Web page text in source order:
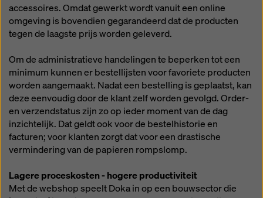
accessoires. Omdat gewerkt wordt vanuit een online
omgeving is bovendien gegarandeerd dat de producten
tegen de laagste prijs worden geleverd.
Om de administratieve handelingen te beperken tot een
minimum kunnen er bestellijsten voor favoriete producten
worden aangemaakt. Nadat een bestelling is geplaatst, kan
deze eenvoudig door de klant zelf worden gevolgd. Order-
en verzendstatus zijn zo op ieder moment van de dag
inzichtelijk. Dat geldt ook voor de bestelhistorie en
facturen; voor klanten zorgt dat voor een drastische
vermindering van de papieren rompslomp.
Lagere proceskosten - hogere productiviteit
Met de webshop speelt Doka in op een bouwsector die
rechtsmiddelen bestaan. U kunt alle cookies waarvoor
toestemming is vereist weigeren door te klikken op
'Weigeren' of door uwcookie-instellingen
aan te
passen door te klikken op cookie-instellingen
onderaan deze website en de betreffende
selectievakjes te gebruiken. U kunt uw toestemming
te allen tijde intrekken met werking voor de toekomst
en zonder opgaaf van reden door te klikken op
cookie-instellingenonderaan deze website.
Meer informatie over onze cookiesin ons
privacybeleid. Wij bieden u ook de mogelijkheid om
uw cookies te selecteren (geavanceerde cookie-